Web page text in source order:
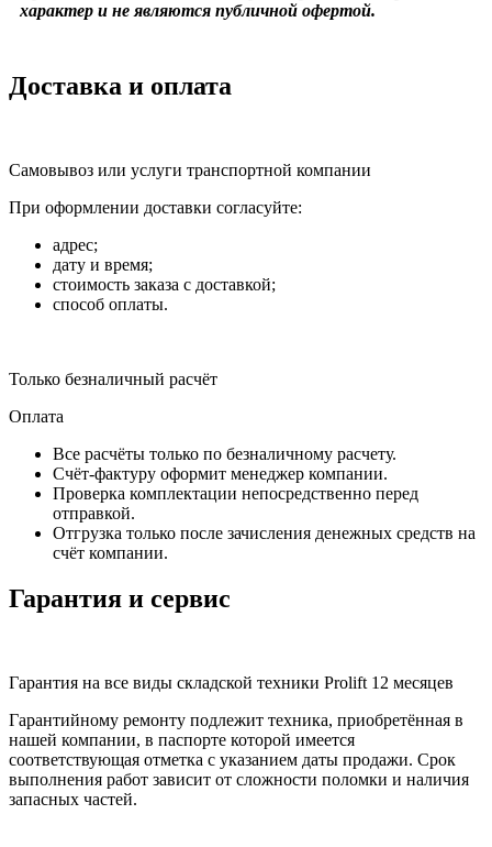
характер и не являются публичной офертой.
Доставка и оплата
Самовывоз или услуги транспортной компании
При оформлении доставки согласуйте:
адрес;
дату и время;
стоимость заказа с доставкой;
способ оплаты.
Только безналичный расчёт
Оплата
Все расчёты только по безналичному расчету.
Счёт-фактуру оформит менеджер компании.
Проверка комплектации непосредственно перед
отправкой.
Отгрузка только после зачисления денежных средств на
счёт компании.
Гарантия и сервис
Гарантия на все виды складской техники Prolift 12 месяцев
Гарантийному ремонту подлежит техника, приобретённая в
нашей компании, в паспорте которой имеется
соответствующая отметка с указанием даты продажи. Срок
выполнения работ зависит от сложности поломки и наличия
запасных частей.